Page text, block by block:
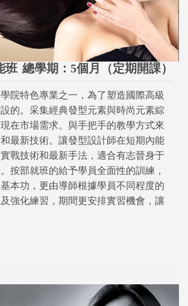
班 總學期：5個月（定期開課）
院特色專業之一，為了塑造國際高級
的。采集經典發型元素與時尚元素綜
在市場需求。與手把手的教學方式來
最新技術。讓發型設計師在短期內能
戰技術和最新手法，適合有志晉身于
按部就班的給予學員全面性的訓練，
本功，更由導師根據學員不同程度的
強化練習，期間更安排實習機會，讓